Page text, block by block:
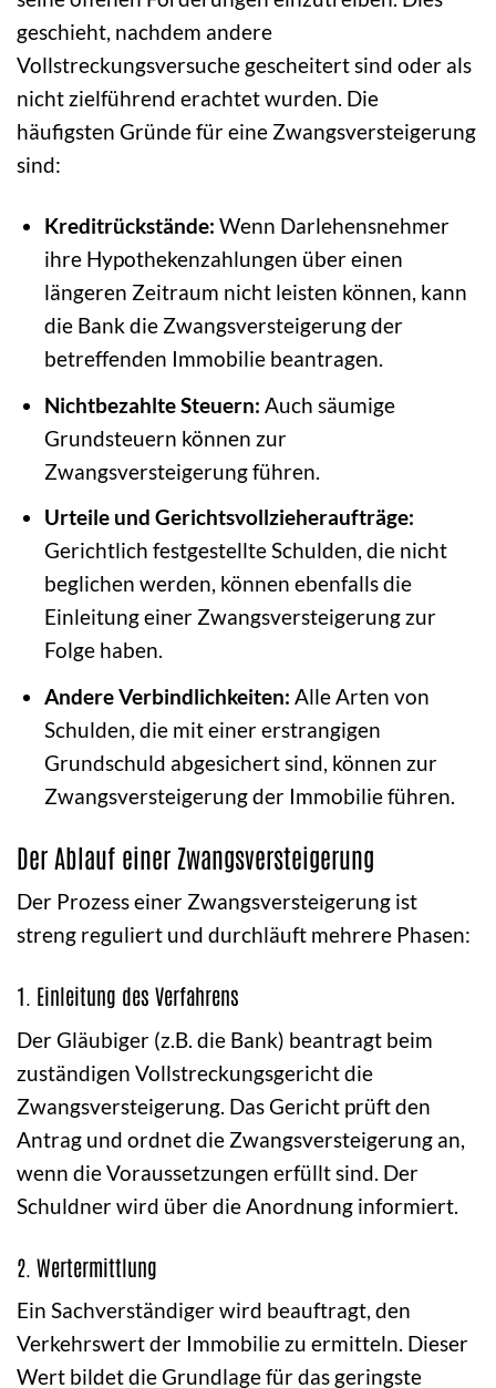
geschieht, nachdem andere
Vollstreckungsversuche gescheitert sind oder als
nicht zielführend erachtet wurden. Die
häufigsten Gründe für eine Zwangsversteigerung
sind:
Kreditrückstände: Wenn Darlehensnehmer
ihre Hypothekenzahlungen über einen
längeren Zeitraum nicht leisten können, kann
die Bank die Zwangsversteigerung der
betreffenden Immobilie beantragen.
Nichtbezahlte Steuern: Auch säumige
Grundsteuern können zur
Zwangsversteigerung führen.
Urteile und Gerichtsvollzieheraufträge:
Gerichtlich festgestellte Schulden, die nicht
beglichen werden, können ebenfalls die
Einleitung einer Zwangsversteigerung zur
Folge haben.
Andere Verbindlichkeiten: Alle Arten von
Schulden, die mit einer erstrangigen
Grundschuld abgesichert sind, können zur
Zwangsversteigerung der Immobilie führen.
Der Ablauf einer Zwangsversteigerung
Der Prozess einer Zwangsversteigerung ist
streng reguliert und durchläuft mehrere Phasen:
1. Einleitung des Verfahrens
Der Gläubiger (z.B. die Bank) beantragt beim
zuständigen Vollstreckungsgericht die
Zwangsversteigerung. Das Gericht prüft den
Antrag und ordnet die Zwangsversteigerung an,
wenn die Voraussetzungen erfüllt sind. Der
Schuldner wird über die Anordnung informiert.
2. Wertermittlung
Ein Sachverständiger wird beauftragt, den
Verkehrswert der Immobilie zu ermitteln. Dieser
Wert bildet die Grundlage für das geringste